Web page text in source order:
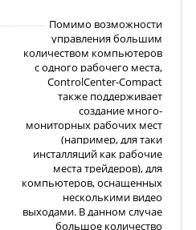
Помимо возможности
управления большим
количеством компьютеров
с одного рабочего места,
ControlCenter-Compact
также поддерживает
создание много-
мониторных рабочих мест
(например, для таки
инсталляций как рабочие
места трейдеров), для
компьютеров, оснащенных
несколькими видео
выходами. В данном случае
большое количество